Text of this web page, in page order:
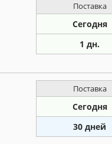
Поставка
Сегодня
1 дн.
Поставка
Сегодня
30 дней